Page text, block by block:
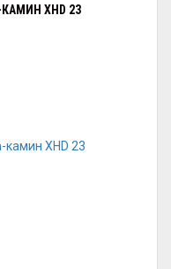
XHD 23